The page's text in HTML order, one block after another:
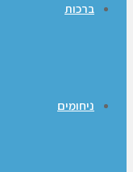
ברכות
ניחומים